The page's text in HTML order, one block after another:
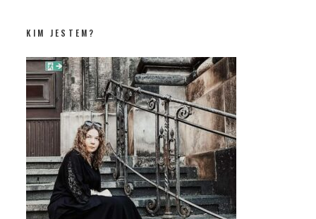
KIM JESTEM?